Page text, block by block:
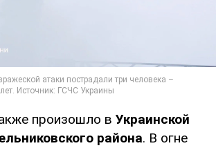
произошло в Украинской
района. В огне